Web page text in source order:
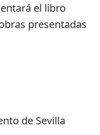
el libro
presentadas
de Sevilla